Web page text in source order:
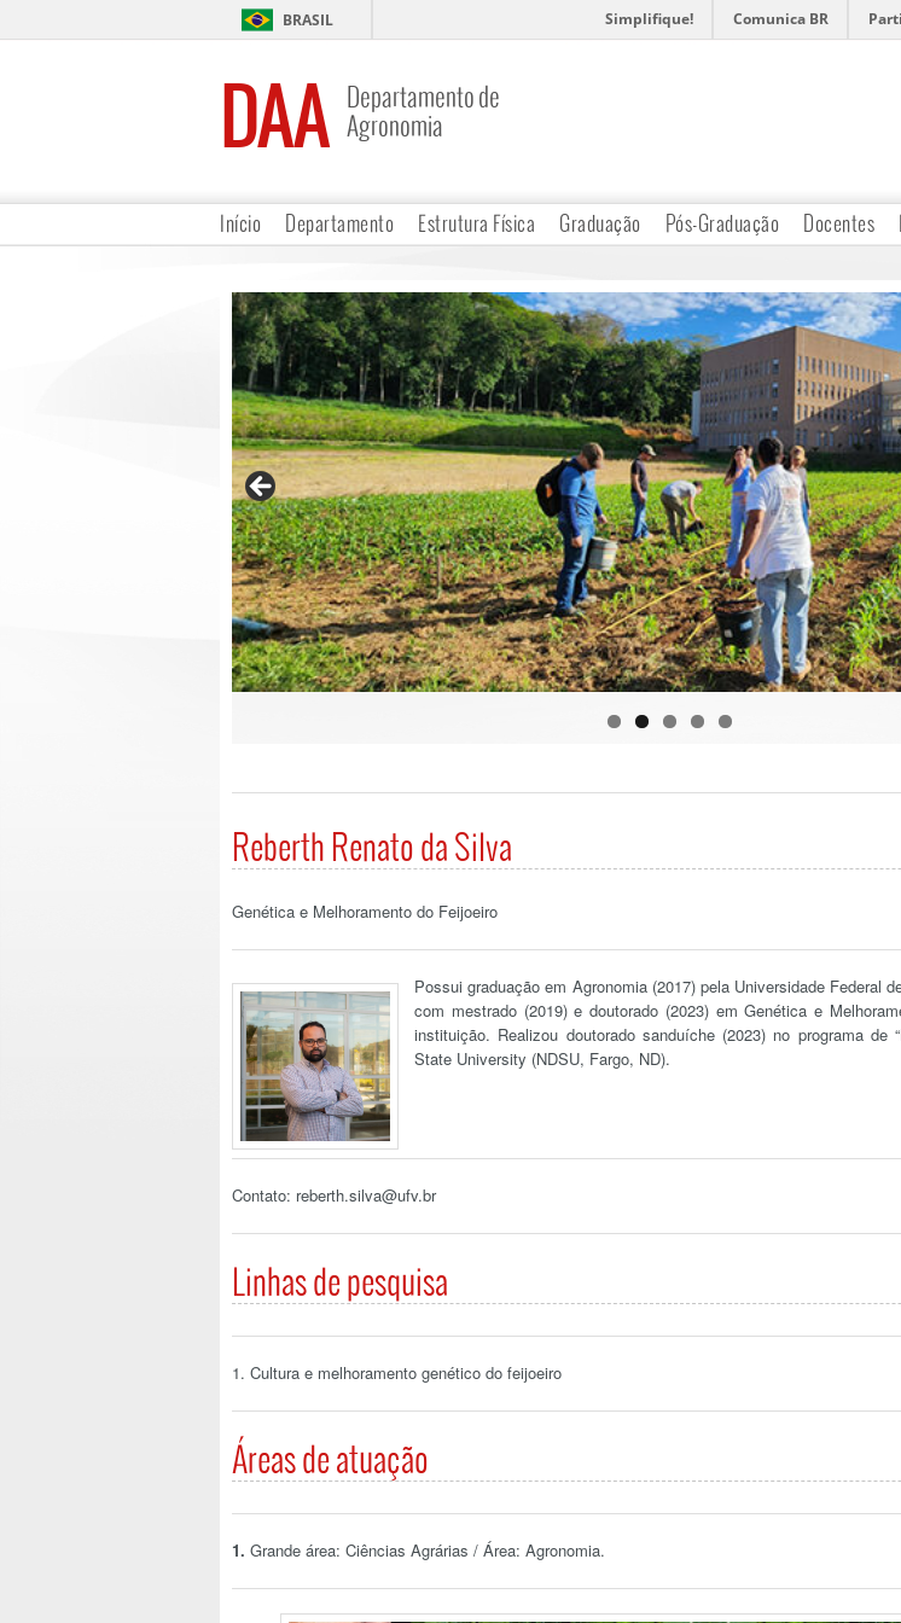
BRASIL Simplifique! Comunica BR
DAA Departamento de
Agronomia
Início Departamento Estrutura Física Graduação Pós-Graduação Docentes
Reberth Renato da Silva
Genética e Melhoramento do Feijoeiro
Possui graduação em Agronomia (2017) pela Universidade Federal
com mestrado (2019) e doutorado (2023) em Genética e
instituição. Realizou doutorado sanduíche (2023) no programa de
State University (NDSU, Fargo, ND).
Contato: reberth.silva@ufv.br
Linhas de pesquisa
1. Cultura e melhoramento genético do feijoeiro
Áreas de atuação
1. Grande área: Ciências Agrárias / Área: Agronomia.